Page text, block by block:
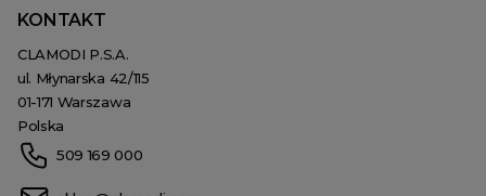
KONTAKT
CLAMODI P.S.A.
ul. Młynarska 42/115
01-171 Warszawa
Polska
509 169 000